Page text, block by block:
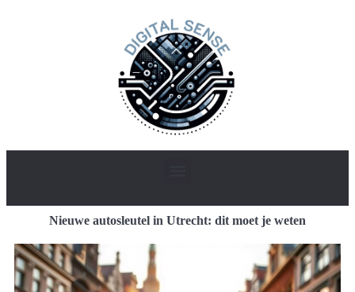
Nieuwe autosleutel in Utrecht: dit moet je weten